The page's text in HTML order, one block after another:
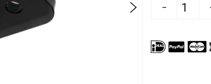
Aantal verlagen voor Rumble
Aantal verhogen voor